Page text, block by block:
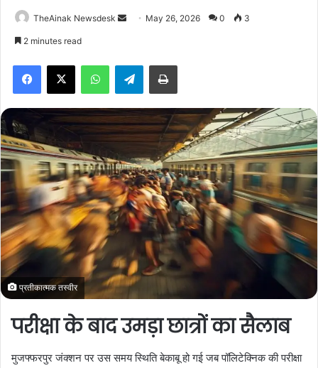
TheAinak Newsdesk
a
e
m
i
l
May 26, 2026 0 3
2 minutes read
Telegram
प्रतीकात्मक तस्वीर
परीक्षा के बाद उमड़ा छात्रों का सैलाब
मुजफ्फरपुर जंक्शन पर उस समय स्थिति बेकाबू हो गई जब पॉलिटेक्निक की परीक्षा